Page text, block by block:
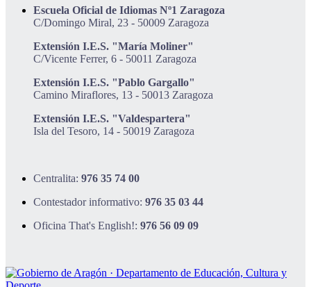
Escuela Oficial de Idiomas Nº1 Zaragoza
C/Domingo Miral, 23 - 50009 Zaragoza
Extensión I.E.S. "María Moliner"
C/Vicente Ferrer, 6 - 50011 Zaragoza
Extensión I.E.S. "Pablo Gargallo"
Camino Miraflores, 13 - 50013 Zaragoza
Extensión I.E.S. "Valdespartera"
Isla del Tesoro, 14 - 50019 Zaragoza
Centralita: 976 35 74 00
Contestador informativo: 976 35 03 44
Oficina That's English!: 976 56 09 09